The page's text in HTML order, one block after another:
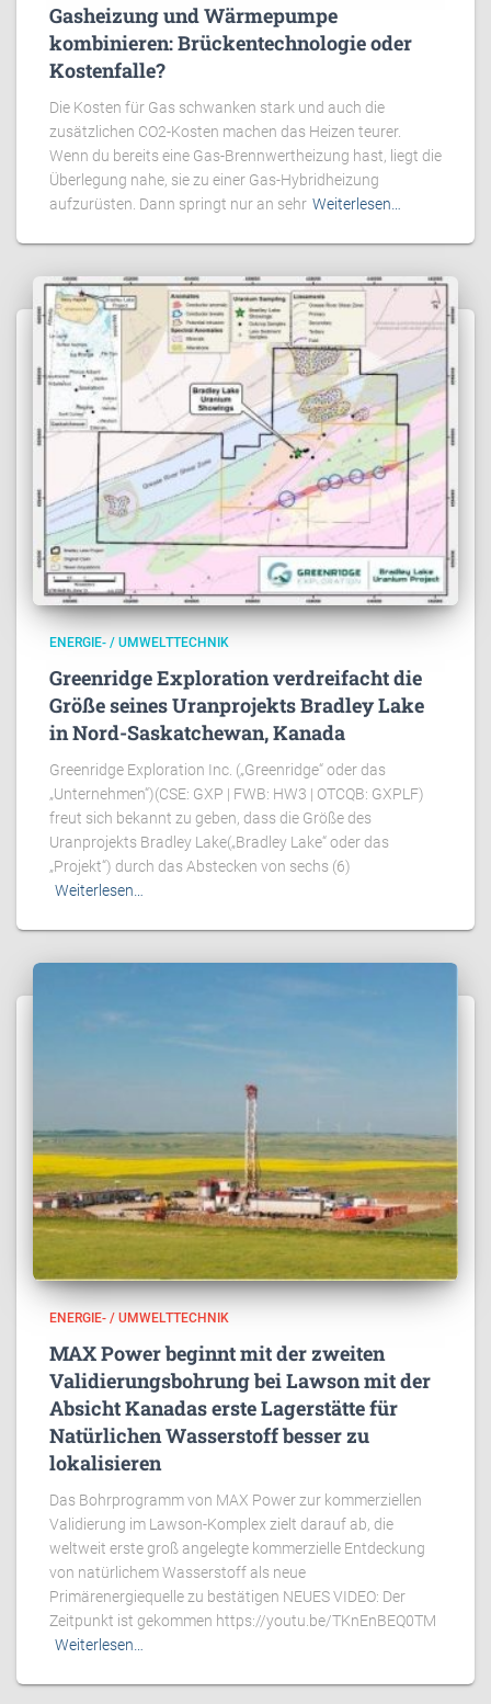
Gasheizung und Wärmepumpe
kombinieren: Brückentechnologie oder
Kostenfalle?
Die Kosten für Gas schwanken stark und auch die
zusätzlichen CO2-Kosten machen das Heizen teurer.
Wenn du bereits eine Gas-Brennwertheizung hast, liegt die
Überlegung nahe, sie zu einer Gas-Hybridheizung
aufzurüsten. Dann springt nur an sehr Weiterlesen…
ENERGIE- / UMWELTTECHNIK
Greenridge Exploration verdreifacht die
Größe seines Uranprojekts Bradley Lake
in Nord-Saskatchewan, Kanada
Greenridge Exploration Inc. („Greenridge“ oder das
„Unternehmen“)(CSE: GXP | FWB: HW3 | OTCQB: GXPLF)
freut sich bekannt zu geben, dass die Größe des
Uranprojekts Bradley Lake(„Bradley Lake“ oder das
„Projekt“) durch das Abstecken von sechs (6)
Weiterlesen…
ENERGIE- / UMWELTTECHNIK
MAX Power beginnt mit der zweiten
Validierungsbohrung bei Lawson mit der
Absicht Kanadas erste Lagerstätte für
Natürlichen Wasserstoff besser zu
lokalisieren
Das Bohrprogramm von MAX Power zur kommerziellen
Validierung im Lawson-Komplex zielt darauf ab, die
weltweit erste groß angelegte kommerzielle Entdeckung
von natürlichem Wasserstoff als neue
Primärenergiequelle zu bestätigen NEUES VIDEO: Der
Zeitpunkt ist gekommen https://youtu.be/TKnEnBEQ0TM
Weiterlesen…